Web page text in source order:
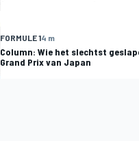
FORMULE 14 m
Column: Wie het slechtst
Grand Prix van Japan